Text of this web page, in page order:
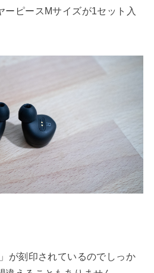
ーピースMサイズが1セット入
が刻印されているのでしっか